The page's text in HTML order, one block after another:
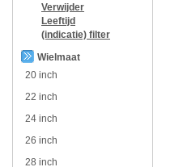
Verwijder
Leeftijd
(indicatie) filter
Wielmaat
20 inch
22 inch
24 inch
26 inch
28 inch